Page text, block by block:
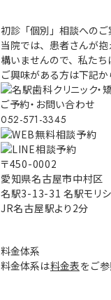
初診「個別」相談へのご
当院では、患者さんが
構いませんので、私たち
ご興味がある方は下記か
ご予約・お問い合わせ
052-571-3345
〒450-0002
愛知県名古屋市中村区
名駅3-13-31 名駅モリ
JR名古屋駅より2分
料金体系
料金体系は料金表をご参